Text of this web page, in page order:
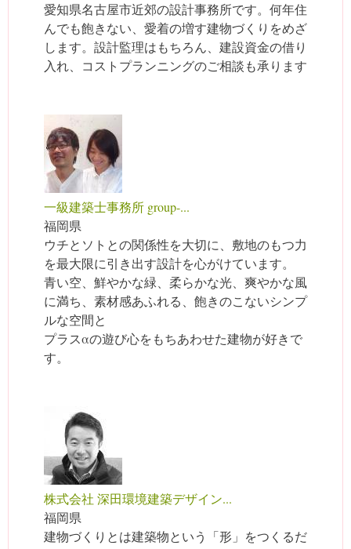
愛知県名古屋市近郊の設計事務所です。何年住
んでも飽きない、愛着の増す建物づくりをめざ
します。設計監理はもちろん、建設資金の借り
入れ、コストプランニングのご相談も承ります
一級建築士事務所 group-...
福岡県
ウチとソトとの関係性を大切に、敷地のもつ力
を最大限に引き出す設計を心がけています。
青い空、鮮やかな緑、柔らかな光、爽やかな風
に満ち、素材感あふれる、飽きのこないシンプ
ルな空間と
プラスαの遊び心をもちあわせた建物が好きで
す。
株式会社 深田環境建築デザイン...
福岡県
建物づくりとは建築物という「形」をつくるだ